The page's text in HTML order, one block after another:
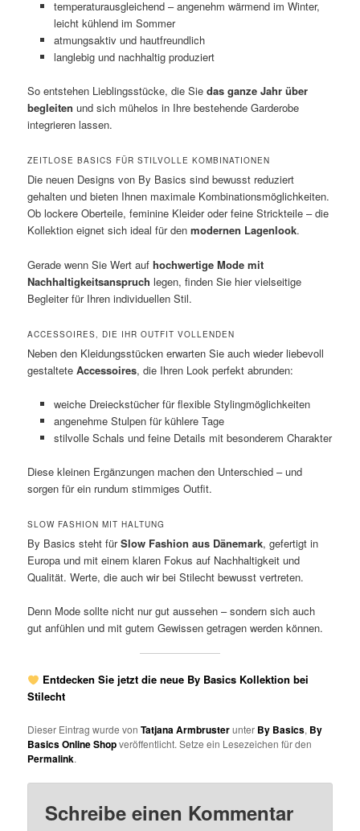
temperaturausgleichend – angenehm wärmend im Winter,
leicht kühlend im Sommer
atmungsaktiv und hautfreundlich
langlebig und nachhaltig produziert
So entstehen Lieblingsstücke, die Siedas ganze Jahr über
begleiten und sich mühelos in Ihre bestehende Garderobe
integrieren lassen.
ZEITLOSE BASICS FÜR STILVOLLE KOMBINATIONEN
Die neuen Designs von By Basics sind bewusst reduziert
gehalten und bieten Ihnen maximale Kombinationsmöglichkeiten.
Ob lockere Oberteile, feminine Kleider oder feine Strickteile – die
Kollektion eignet sich ideal für denmodernen Lagenlook.
Gerade wenn Sie Wert aufhochwertige Mode mit
Nachhaltigkeitsanspruch legen, finden Sie hier vielseitige
Begleiter für Ihren individuellen Stil.
ACCESSOIRES, DIE IHR OUTFIT VOLLENDEN
Neben den Kleidungsstücken erwarten Sie auch wieder liebevoll
gestalteteAccessoires, die Ihren Look perfekt abrunden:
weiche Dreieckstücher für flexible Stylingmöglichkeiten
angenehme Stulpen für kühlere Tage
stilvolle Schals und feine Details mit besonderem Charakter
Diese kleinen Ergänzungen machen den Unterschied – und
sorgen für ein rundum stimmiges Outfit.
SLOW FASHION MIT HALTUNG
By Basics steht fürSlow Fashion aus Dänemark, gefertigt in
Europa und mit einem klaren Fokus auf Nachhaltigkeit und
Qualität. Werte, die auch wir bei Stilecht bewusst vertreten.
Denn Mode sollte nicht nur gut aussehen – sondern sich auch
gut anfühlen und mit gutem Gewissen getragen werden können.
Entdecken Sie jetzt die neue By Basics Kollektion bei
Stilecht
Dieser Eintrag wurde vonTatjana Armbrusterunter By Basics, By
Basics Online Shopveröffentlicht. Setze ein Lesezeichen für den
Permalink.
Schreibe einen Kommentar